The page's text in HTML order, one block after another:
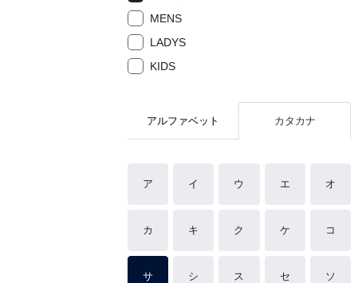
MENS
LADYS
KIDS
アルファベット カタカナ
ア イ ウ エ オ
カ キ ク ケ コ
サ シ ス セ ソ